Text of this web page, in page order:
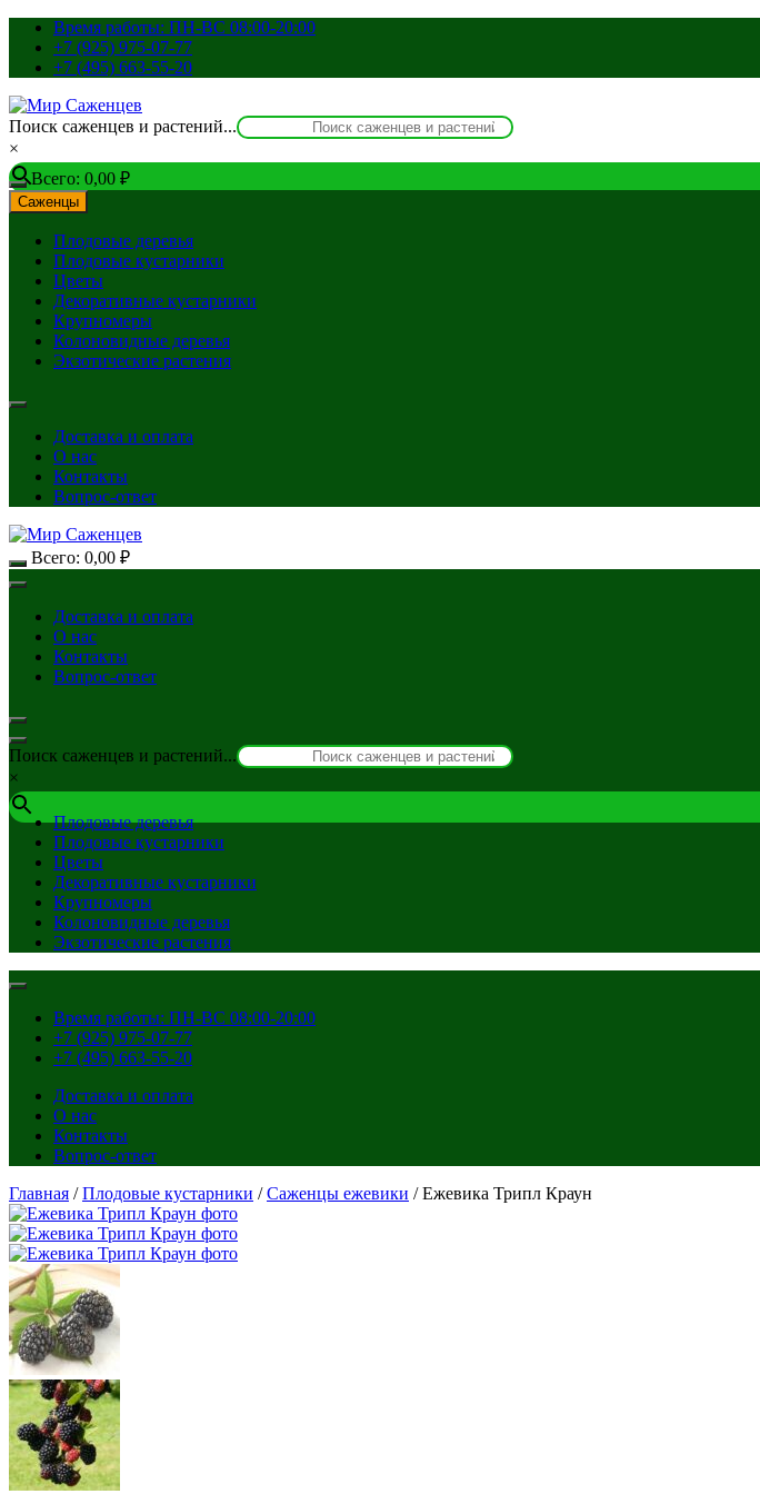
Перейти
содержимому
Время работы: ПН-ВС 08:00-20:00
+7 (925) 975-07-77
+7 (495) 663-55-20
Поиск саженцев и растений...
×
Всего: 0,00 ₽
Саженцы
Плодовые деревья
Плодовые кустарники
Цветы
Декоративные кустарники
Крупномеры
Колоновидные деревья
Экзотические растения
Доставка и оплата
О нас
Контакты
Вопрос-ответ
Всего: 0,00 ₽
Доставка и оплата
О нас
Контакты
Вопрос-ответ
Поиск саженцев и растений...
×
Плодовые деревья
Плодовые кустарники
Цветы
Декоративные кустарники
Крупномеры
Колоновидные деревья
Экзотические растения
Время работы: ПН-ВС 08:00-20:00
+7 (925) 975-07-77
+7 (495) 663-55-20
Доставка и оплата
О нас
Контакты
Вопрос-ответ
Главная /Плодовые кустарники /Саженцы ежевики / Ежевика Трипл Краун